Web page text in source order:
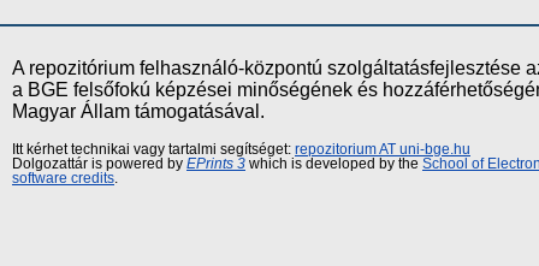
A repozitórium felhasználó-központú szolgáltatásfejlesztése
a BGE felsőfokú képzései minőségének és
Magyar Állam támogatásával.
Itt kérhet technikai vagy tartalmi segítséget: repozitorium AT uni-bge.hu
Dolgozattár is powered by EPrints 3 which is developed by the School of
software credits